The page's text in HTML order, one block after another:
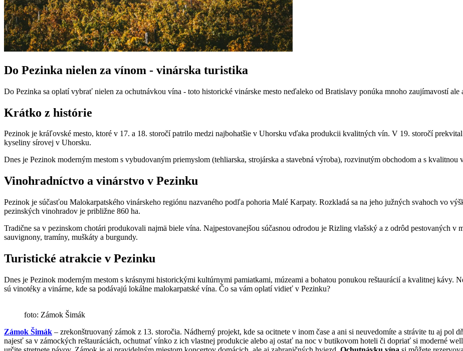
Do Pezinka nielen za vínom - vinárska turistika
Do Pezinka sa oplatí vybrať nielen za ochutnávkou vína - toto historické vinárske mesto neďaleko od Bratislavy ponúka mnoho zaujímavostí
Krátko z histórie
Pezinok je kráľovské mesto, ktoré v 17. a 18. storočí patrilo medzi najbohatšie v Uhorsku vďaka produkcii kvalitných vín. V 19. storočí
kyseliny sírovej v Uhorsku.
Dnes je Pezinok moderným mestom s vybudovaným priemyslom (tehliarska, strojárska a stavebná výroba), rozvinutým obchodom a s
Vinohradníctvo a vinárstvo v Pezinku
Pezinok je súčasťou Malokarpatského vinárskeho regiónu nazvaného podľa pohoria Malé Karpaty. Rozkladá sa na jeho južných svahoch vo
pezinských vinohradov je približne 860 ha.
Tradične sa v pezinskom chotári produkovali najmä biele vína. Najpestovanejšou súčasnou odrodou je Rizling vlašský a z odrôd pestovaných
sauvignony, tramíny, muškáty a burgundy.
Turistické atrakcie v Pezinku
Dnes je Pezinok moderným mestom s krásnymi historickými kultúrnymi pamiatkami, múzeami a bohatou ponukou reštaurácií a kvalitnej kávy.
sú vinotéky a vinárne, kde sa podávajú lokálne malokarpatské vína. Čo sa vám oplatí vidieť v Pezinku?
foto: Zámok Šimák
Zámok Šimák – zrekonštruovaný zámok z 13. storočia. Nádherný projekt, kde sa ocitnete v inom čase a ani si neuvedomíte a strávite tu aj pol
najesť sa v zámockých reštauráciách, ochutnať vínko z ich vlastnej produkcie alebo aj ostať na noc v butikovom hoteli či dopriať si moderné